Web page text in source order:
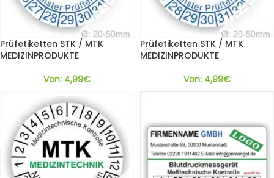
Prüfetiketten STK / MTK
MEDIZINPRODUKTE
Von: 4,99€
Prüfetiketten STK / MTK
MEDIZINPRODUKTE
Von: 4,99€